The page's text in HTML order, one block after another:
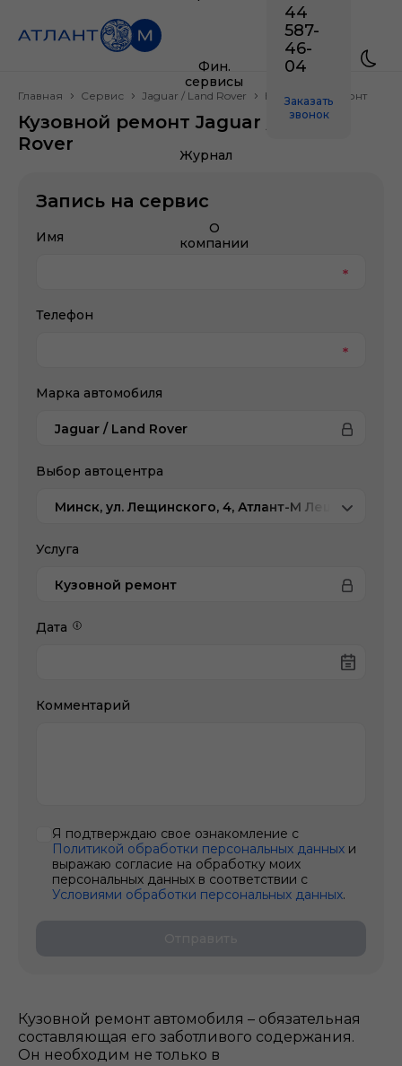
Фин.
сервисы
Журнал
О
компании
44
587-
46-
04
Заказать
звонок
Главная Сервис Jaguar / Land Rover Кузовной ремонт
Кузовной ремонт Jaguar / Land
Rover
Кузовной ремонт автомобиля – обязательная
составляющая его заботливого содержания.
Он необходим не только в
Запись на сервис
Имя
Телефон
Марка автомобиля
Jaguar / Land Rover
Выбор автоцентра
Минск, ул. Лещинского, 4, Атлант-М Лещинского
Услуга
Кузовной ремонт
Дата
Комментарий
Я подтверждаю свое ознакомление с
Политикой обработки персональных данных и
выражаю согласие на обработку моих
персональных данных в соответствии с
Условиями обработки персональных данных.